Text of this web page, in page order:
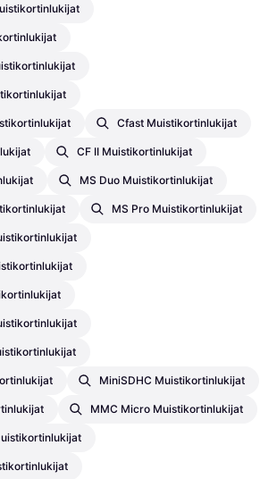
Cfast Muistikortinlukijat
CF II Muistikortinlukijat
MS Duo Muistikortinlukijat
MS Pro Muistikortinlukijat
MiniSDHC Muistikortinlukijat
MMC Micro Muistikortinlukijat